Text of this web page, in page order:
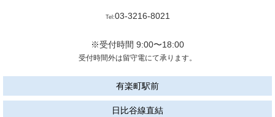
Tel:03-3216-8021
※受付時間 9:00〜18:00
受付時間外は留守電にて承ります。
有楽町駅前
日比谷線直結